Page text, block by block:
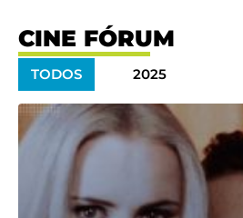
CINE FÓRUM
TODOS 2025